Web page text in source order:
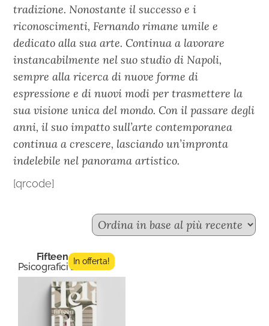
tradizione. Nonostante il successo e i
riconoscimenti, Fernando rimane umile e
dedicato alla sua arte. Continua a lavorare
instancabilmente nel suo studio di Napoli,
sempre alla ricerca di nuove forme di
espressione e di nuovi modi per trasmettere la
sua visione unica del mondo. Con il passare degli
anni, il suo impatto sull’arte contemporanea
continua a crescere, lasciando un’impronta
indelebile nel panorama artistico.
[qrcode]
Fifteen n.4
Psicografici Editore
In offerta!